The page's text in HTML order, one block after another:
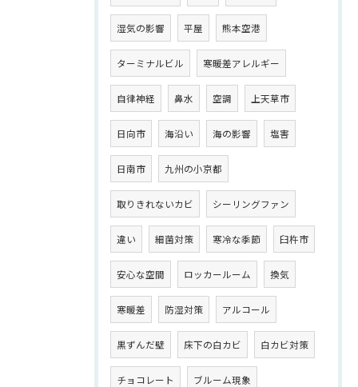
湿気の影響 平屋 熊本空港
ターミナルビル 寒暖差アレルギー
自律神経 鼻水 空調 上天草市
日向市 海沿い 海の影響 塩害
日南市 九州の小京都
取りきれないカビ シーリングファン
違い 細菌対策 寒冷な季節 臼杵市
安心な空間 ロッカールーム 換気
寒暖差 防湿対策 アルコール
黒ずんだ壁 床下の白カビ 白カビ対策
チョコレート ブルーム現象